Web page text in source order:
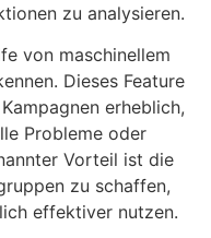
zu analysieren.
von maschinellem
Dieses Feature
erheblich,
Probleme oder
Vorteil ist die
zu schaffen,
effektiver nutzen.